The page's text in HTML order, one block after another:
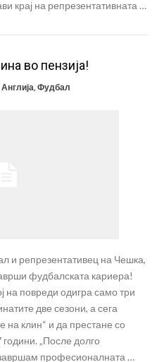
крај на репрезентативната …
во пензија!
Англија,Фудбал
и репрезентативец на Чешка,
фудбалската кариера!
на повреди одигра само три
две сезони, а сега
на клин“ и да престане со
„После долго
професионалната …